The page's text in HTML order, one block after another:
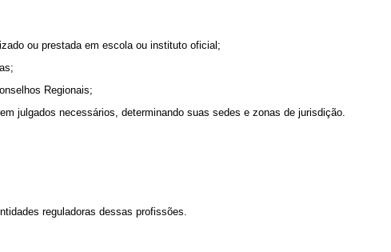
ou prestada em escola ou instituto oficial;
Regionais;
julgados necessários, determinando suas sedes e zonas de jurisdição.
reguladoras dessas profissões.